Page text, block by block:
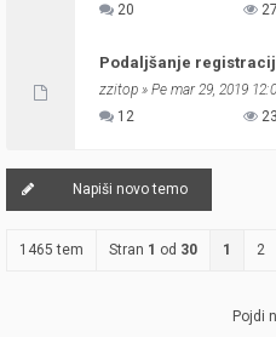
20
Podaljšanje
zzitop » Pe mar 29, 2019
12
Napiši novo temo
1465 tem Stran 1 od 30 1 2
Pojdi